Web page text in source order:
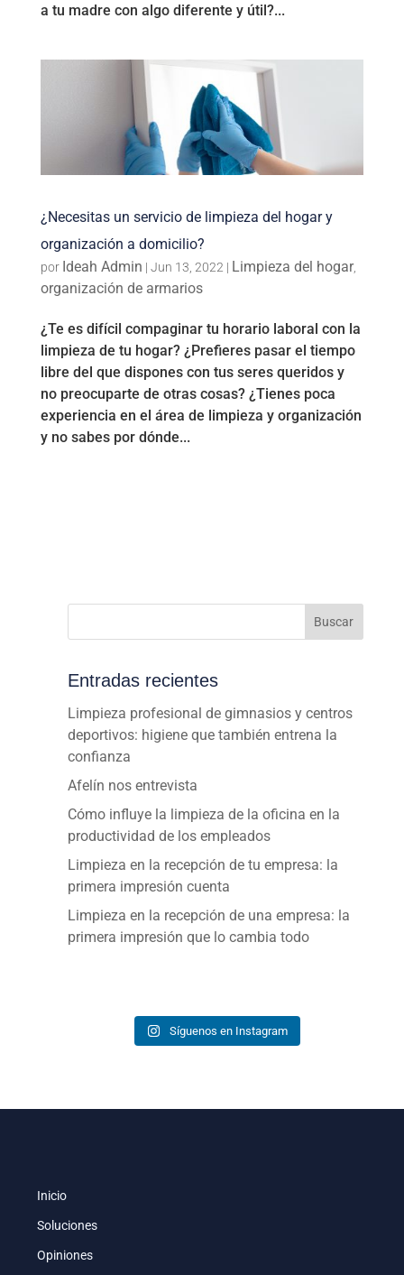
a tu madre con algo diferente y útil?...
¿Necesitas un servicio de limpieza del hogar y
organización a domicilio?
por Ideah Admin | Jun 13, 2022 | Limpieza del hogar,
organización de armarios
¿Te es difícil compaginar tu horario laboral con la
limpieza de tu hogar? ¿Prefieres pasar el tiempo
libre del que dispones con tus seres queridos y
no preocuparte de otras cosas? ¿Tienes poca
experiencia en el área de limpieza y organización
y no sabes por dónde...
Buscar
Entradas recientes
Limpieza profesional de gimnasios y centros
deportivos: higiene que también entrena la
confianza
Afelín nos entrevista
Cómo influye la limpieza de la oficina en la
productividad de los empleados
Limpieza en la recepción de tu empresa: la
primera impresión cuenta
Limpieza en la recepción de una empresa: la
primera impresión que lo cambia todo
Síguenos en Instagram
Inicio
Soluciones
Opiniones